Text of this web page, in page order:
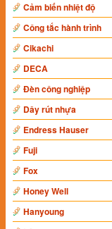
Cảm biến nhiệt độ
Công tắc hành trình
Cikachi
DECA
Đèn công nghiệp
Dây rút nhựa
Endress Hauser
Fuji
Fox
Honey Well
Hanyoung